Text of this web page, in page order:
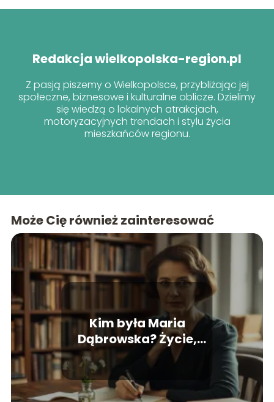
Redakcja wielkopolska-region.pl
Z pasją piszemy o Wielkopolsce, przybliżając jej
społeczne, biznesowe i kulturalne oblicze. Dzielimy
się wiedzą o lokalnych atrakcjach,
motoryzacyjnych trendach i stylu życia
mieszkańców regionu.
Może Cię również zainteresować
Kim była Maria
Dąbrowska? Życie,
twórczość,
najważniejsze dzieła